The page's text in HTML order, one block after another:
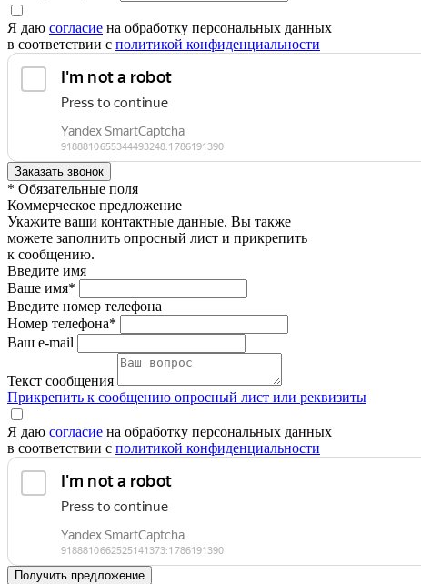
Я даю согласие на обработку персональных данных
в соответствии с политикой конфиденциальности
* Обязательные поля
Коммерческое предложение
Укажите ваши контактные данные. Вы также
можете заполнить опросный лист и прикрепить
к сообщению.
Введите имя
Ваше имя*
Введите номер телефона
Номер телефона*
Ваш e-mail
Текст сообщения
Прикрепить к сообщению опросный лист или реквизиты
Я даю согласие на обработку персональных данных
в соответствии с политикой конфиденциальности